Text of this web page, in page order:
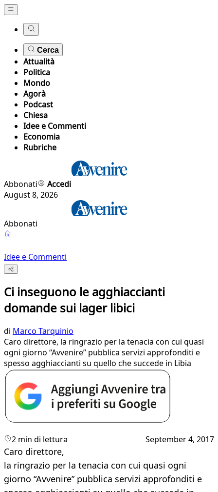
Cerca
Attualità
Politica
Mondo
Agorà
Podcast
Chiesa
Idee e Commenti
Economia
Rubriche
Abbonati
Accedi
August 8, 2026
Abbonati
Idee e Commenti
Ci inseguono le agghiaccianti
domande sui lager libici
di Marco Tarquinio
Caro direttore, la ringrazio per la tenacia con cui quasi
ogni giorno “Avvenire” pubblica servizi approfonditi e
spesso agghiaccianti su quello che succede in Libia
2 min di lettura September 4, 2017
Caro direttore,
la ringrazio per la tenacia con cui quasi ogni
giorno “Avvenire” pubblica servizi approfonditi e